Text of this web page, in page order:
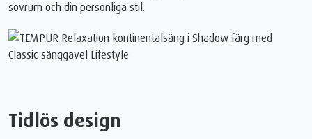
sovrum och din personliga stil.
Tidlös design